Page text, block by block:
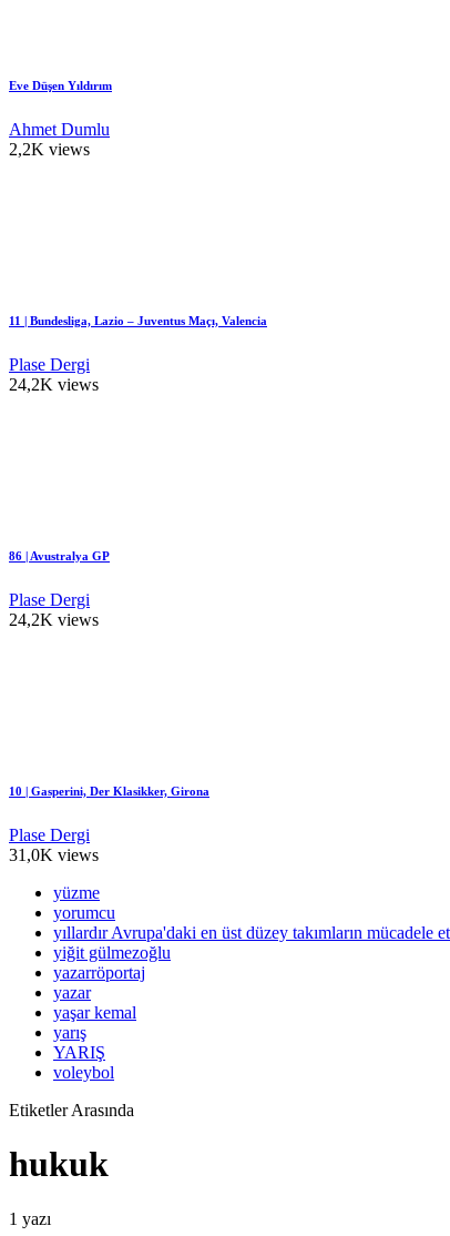
Eve Düşen Yıldırım
Ahmet Dumlu
2,2K views
11 | Bundesliga, Lazio – Juventus Maçı, Valencia
Plase Dergi
24,2K views
86 | Avustralya GP
Plase Dergi
24,2K views
10 | Gasperini, Der Klasikker, Girona
Plase Dergi
31,0K views
yüzme
yorumcu
yıllardır Avrupa'daki en üst düzey takımların mücadele
yiğit gülmezoğlu
yazarröportaj
yazar
yaşar kemal
yarış
YARIŞ
voleybol
Etiketler Arasında
hukuk
1 yazı